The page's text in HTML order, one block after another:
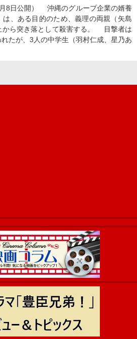
月8日公開） 沖縄のグループ企業の婿養
、ある目的のため、義理の両親（矢島
から突き落として殺害する。 目撃者は
たが、3人の中学生（羽村仁成、星乃あ